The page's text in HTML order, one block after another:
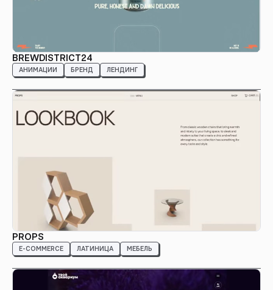
BREWDISTRICT24
АНИМАЦИИ БРЕНД ЛЕНДИНГ
PROPS
E-COMMERCE ЛАТИНИЦА МЕБЕЛЬ